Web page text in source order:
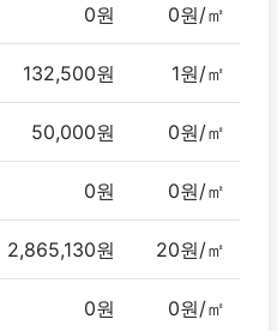
0원 0원/㎡
132,500원 1원/㎡
50,000원 0원/㎡
0원 0원/㎡
2,865,130원 20원/㎡
0원 0원/㎡